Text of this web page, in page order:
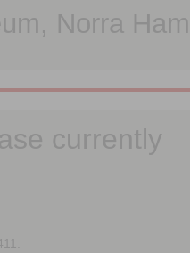
Norra
currently